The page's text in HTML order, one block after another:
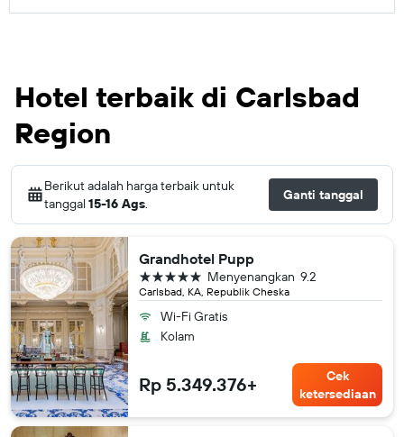
Hotel terbaik di Carlsbad
Region
Berikut adalah harga terbaik untuk
tanggal 15-16 Ags
Ganti tanggal
Grandhotel Pupp
Carlsbad, KA, Republik Cheska
9.2
Menyenangkan
bintang 5
Wi-Fi Gratis
Kolam
Rp 5.349.376+
Cek
ketersediaan